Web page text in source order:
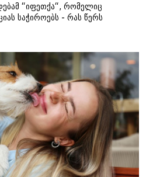
“იფეთქა“, რომელიც
საჭიროებს - რას წერს